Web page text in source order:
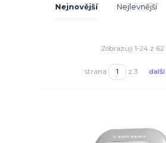
Nejnovější Nejlevnější
Zobrazuji 1-24 z 62
strana z 3 další